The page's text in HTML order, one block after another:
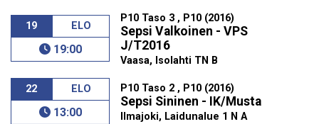
19 ELO
19:00
P10 Taso 3 , P10 (2016)
Sepsi Valkoinen - VPS
J/T2016
Vaasa, Isolahti TN B
22 ELO
13:00
P10 Taso 2 , P10 (2016)
Sepsi Sininen - IK/Musta
Ilmajoki, Laidunalue 1 N A